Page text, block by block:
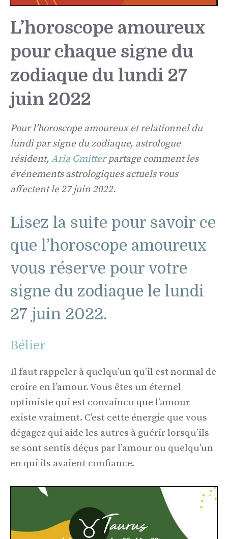
L’horoscope amoureux
pour chaque signe du
zodiaque du lundi 27
juin 2022
Pour l’horoscope amoureux et relationnel du
lundi par signe du zodiaque, astrologue
résident, Aria Gmitterpartage comment les
événements astrologiques actuels vous
affectent le 27 juin 2022.
Lisez la suite pour savoir ce
que l’horoscope amoureux
vous réserve pour votre
signe du zodiaque le lundi
27 juin 2022.
Bélier
Il faut rappeler à quelqu’un qu’il est normal de
croire en l’amour. Vous êtes un éternel
optimiste qui est convaincu que l’amour
existe vraiment. C’est cette énergie que vous
dégagez qui aide les autres à guérir lorsqu’ils
se sont sentis déçus par l’amour ou quelqu’un
en qui ils avaient confiance.